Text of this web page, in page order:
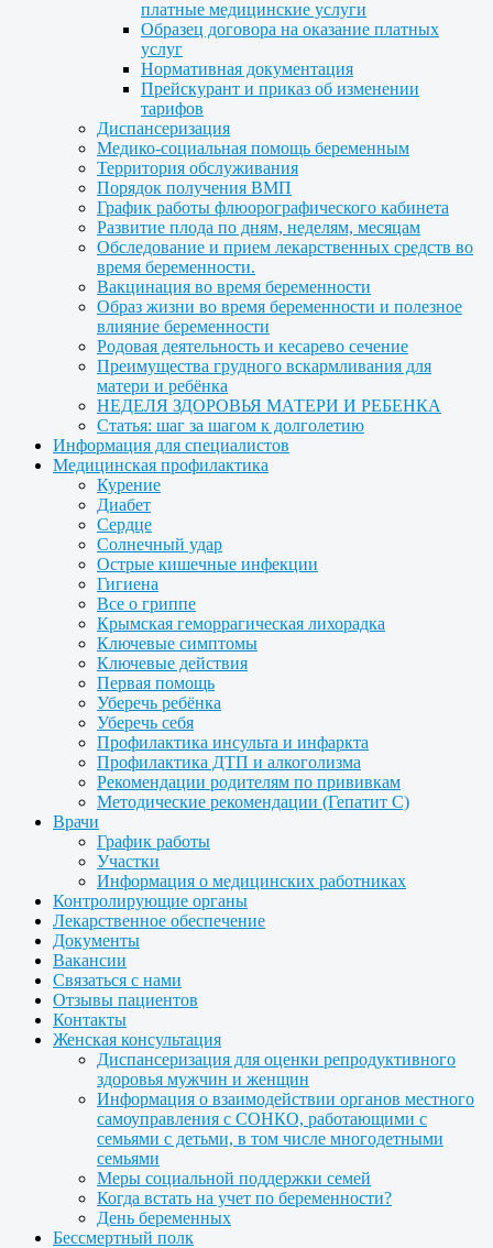
платные медицинские услуги
Образец договора на оказание платных
услуг
Нормативная документация
Прейскурант и приказ об изменении
тарифов
Диспансеризация
Медико-социальная помощь беременным
Территория обслуживания
Порядок получения ВМП
График работы флюорографического кабинета
Развитие плода по дням, неделям, месяцам
Обследование и прием лекарственных средств во
время беременности.
Вакцинация во время беременности
Образ жизни во время беременности и полезное
влияние беременности
Родовая деятельность и кесарево сечение
Преимущества грудного вскармливания для
матери и ребёнка
НЕДЕЛЯ ЗДОРОВЬЯ МАТЕРИ И РЕБЕНКА
Статья: шаг за шагом к долголетию
Информация для специалистов
Медицинская профилактика
Курение
Диабет
Сердце
Солнечный удар
Острые кишечные инфекции
Гигиена
Все о гриппе
Крымская геморрагическая лихорадка
Ключевые симптомы
Ключевые действия
Первая помощь
Уберечь ребёнка
Уберечь себя
Профилактика инсульта и инфаркта
Профилактика ДТП и алкоголизма
Рекомендации родителям по прививкам
Методические рекомендации (Гепатит С)
Врачи
График работы
Участки
Информация о медицинских работниках
Контролирующие органы
Лекарственное обеспечение
Документы
Вакансии
Связаться с нами
Отзывы пациентов
Контакты
Женская консультация
Диспансеризация для оценки репродуктивного
здоровья мужчин и женщин
Информация о взаимодействии органов местного
самоуправления с СОНКО, работающими с
семьями с детьми, в том числе многодетными
семьями
Меры социальной поддержки семей
Когда встать на учет по беременности?
День беременных
Бессмертный полк